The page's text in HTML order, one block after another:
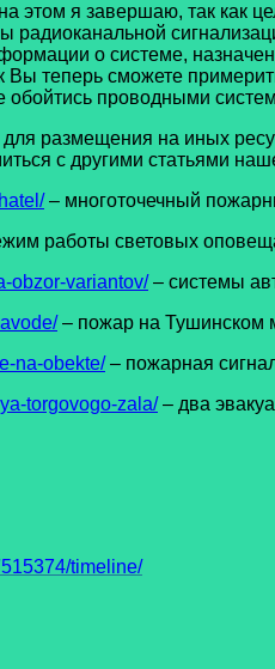
этом я завершаю, так как
радиоканальной
о системе,
Вы теперь сможете
обойтись проводными
размещения на иных
с другими статьями
– многоточечный
работы световых
obzor-variantov/ – системы
– пожар на Тушинском
na-obekte/ – пожарная
torgovogo-zala/ – два
timeline/